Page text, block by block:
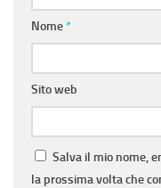
Nome*
Sito web
Salva il mio nome,
la prossima volta che